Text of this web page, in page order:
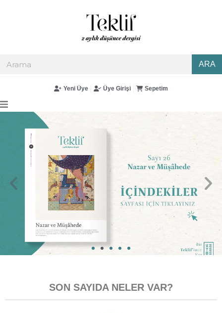
ARA
Yeni Üye Üye Girişi Sepetim
SON SAYIDA NELER VAR?